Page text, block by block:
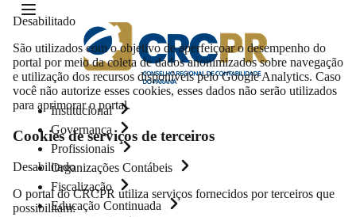
Institucional
Governança
Profissionais
Organizações Contábeis
Fiscalização
Educação Continuada
Desabilitado
São utilizados com o objetivo de aperfeiçoar o desempenho do
portal por meio da coleta de dados anonimizados sobre navegação
e utilização dos recursos disponíveis pelo Google Analytics. Caso
você não autorize esses cookies, esses dados não serão utilizados
para aprimorar o portal.
Cookies de serviços de terceiros
Desabilitado
O portal do CRCPR utiliza serviços fornecidos por terceiros que
possibilitam: